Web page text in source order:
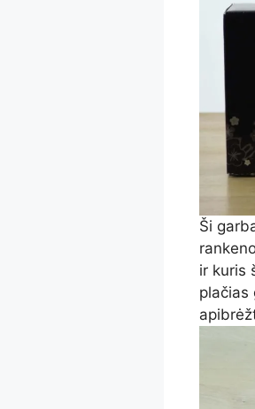
Ši
ir kuris
plačias